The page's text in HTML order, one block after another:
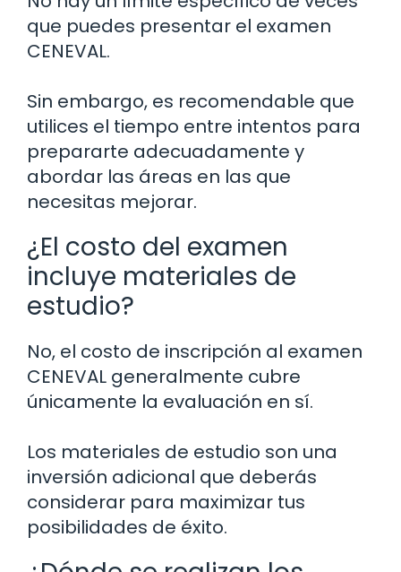
que puedes presentar el examen
CENEVAL.
Sin embargo, es recomendable que
utilices el tiempo entre intentos para
prepararte adecuadamente y
abordar las áreas en las que
necesitas mejorar.
¿El costo del examen
incluye materiales de
estudio?
No, el costo de inscripción al examen
CENEVAL generalmente cubre
únicamente la evaluación en sí.
Los materiales de estudio son una
inversión adicional que deberás
considerar para maximizar tus
posibilidades de éxito.